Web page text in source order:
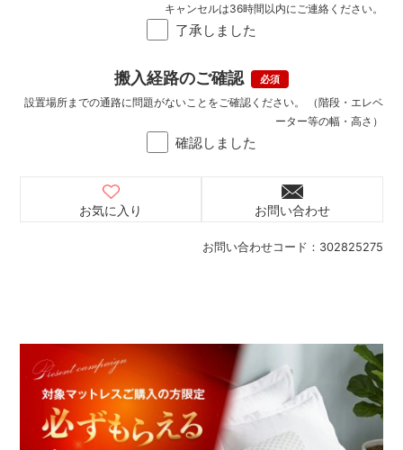
お問い合わせコード： 302825275
了承しました
キャンセルは36時間以内にご連絡ください。
搬入経路のご確認
確認しました
設置場所までの通路に問題がないことをご確認ください。 （階段・エレベ
ーター等の幅・高さ）
お気に入り お問い合わせ